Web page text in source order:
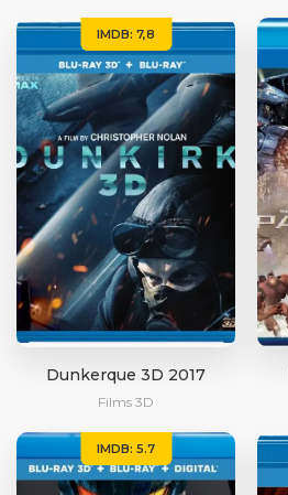
IMDB: 7,8
Dunkerque 3D 2017
Films 3D
IMDB: 5.7